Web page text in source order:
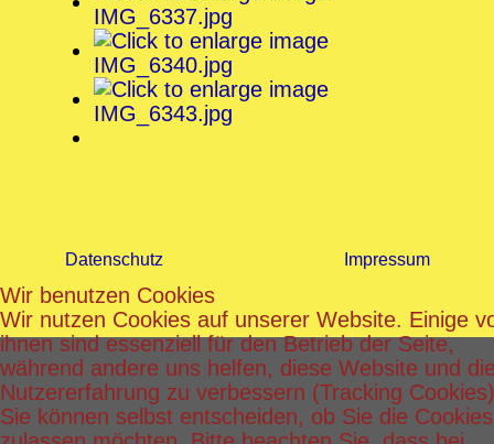
Datenschutz Impressum
Wir benutzen Cookies
Wir nutzen Cookies auf unserer Website. Einige
ihnen sind essenziell für den Betrieb der Seite,
während andere uns helfen, diese Website und
Nutzererfahrung zu verbessern (Tracking
Sie können selbst entscheiden, ob Sie die Cookies